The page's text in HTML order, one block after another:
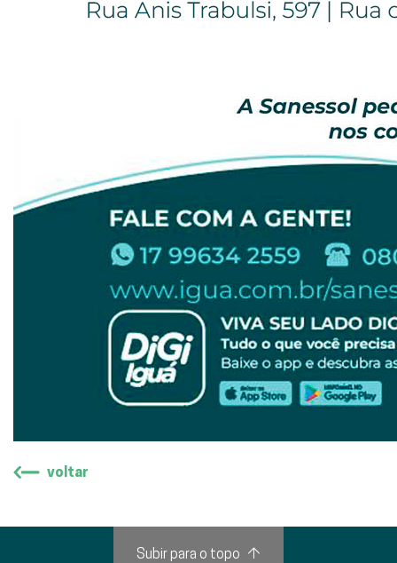
voltar
Subir para o topo ↑